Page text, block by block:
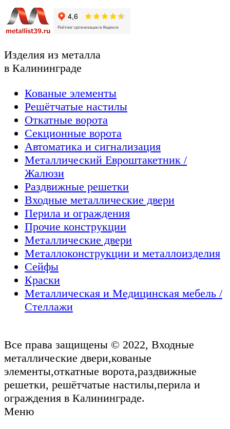
Изделия из металла
в Калининграде
Кованые элементы
Решётчатые настилы
Откатные ворота
Секционные ворота
Автоматика и сигнализация
Металлический Евроштакетник /
Жалюзи
Раздвижные решетки
Входные металлические двери
Перила и ограждения
Прочие конструкции
Металлические двери
Металлоконструкции и металлоизделия
Сейфы
Краски
Металлическая и Медицинская мебель /
Стеллажи
Все права защищены © 2022, Входные
металлические двери,кованые
элементы,откатные ворота,раздвижные
решетки, решётчатые настилы,перила и
ограждения в Калининграде.
Меню